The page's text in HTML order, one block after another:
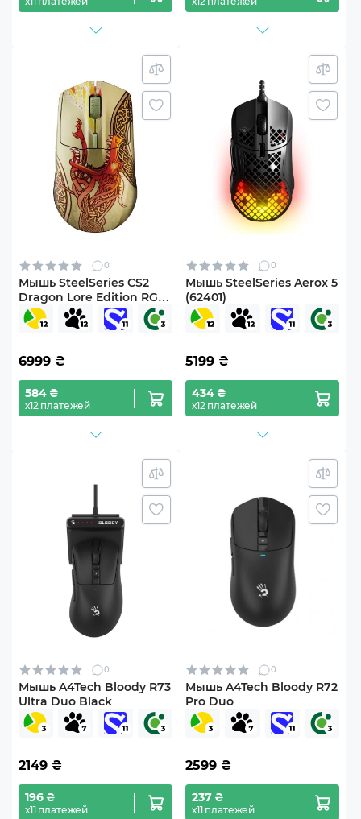
0
Мышь SteelSeries CS2
Dragon Lore Edition RGB
Wireless (62614)
6999 ₴
584 ₴
х12 платежей
0
Мышь SteelSeries Aerox 5
(62401)
5199 ₴
434 ₴
х12 платежей
0
Мышь A4Tech Bloody R73
Ultra Duo Black
2149 ₴
196 ₴
х11 платежей
0
Мышь A4Tech Bloody R72
Pro Duo
2599 ₴
237 ₴
х11 платежей